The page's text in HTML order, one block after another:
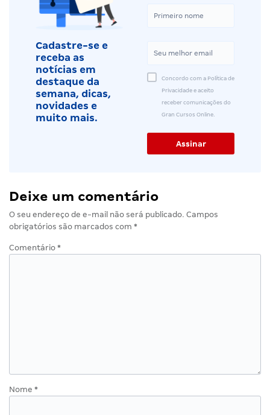
Cadastre-se e
receba as
notícias em
destaque da
semana, dicas,
novidades e
muito mais.
Concordo com a Política de
Privacidade e aceito
receber comunicações do
Gran Cursos Online.
Deixe um comentário
O seu endereço de e-mail não será publicado. Campos
obrigatórios são marcados com *
Comentário *
Nome *